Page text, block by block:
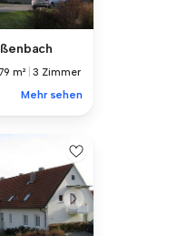
m² |3 Zimmer
Mehr sehen